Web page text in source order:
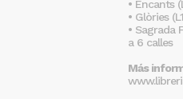
• Encants
• Glòries
• Sagrada
a 6 calles
Más